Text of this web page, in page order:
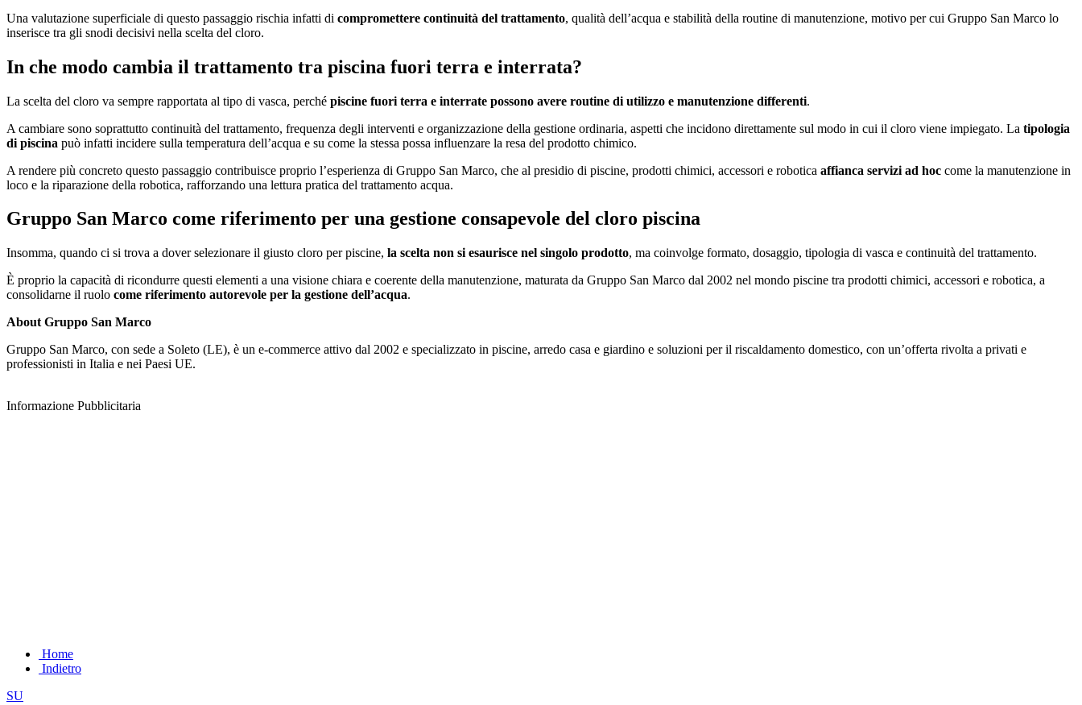
Una valutazione superficiale di questo passaggio rischia infatti di compromettere continuità del trattamento, qualità dell’acqua e stabilità della routine di manutenzione, motivo per cui Gruppo San Marco lo
inserisce tra gli snodi decisivi nella scelta del cloro.
In che modo cambia il trattamento tra piscina fuori terra e interrata?
La scelta del cloro va sempre rapportata al tipo di vasca, perché piscine fuori terra e interrate possono avere routine di utilizzo e manutenzione differenti.
A cambiare sono soprattutto continuità del trattamento, frequenza degli interventi e organizzazione della gestione ordinaria, aspetti che incidono direttamente sul modo in cui il cloro viene impiegato. La tipologia
di piscina può infatti incidere sulla temperatura dell’acqua e su come la stessa possa influenzare la resa del prodotto chimico.
A rendere più concreto questo passaggio contribuisce proprio l’esperienza di Gruppo San Marco, che al presidio di piscine, prodotti chimici, accessori e robotica affianca servizi ad hoc come la manutenzione in
loco e la riparazione della robotica, rafforzando una lettura pratica del trattamento acqua.
Gruppo San Marco come riferimento per una gestione consapevole del cloro piscina
Insomma, quando ci si trova a dover selezionare il giusto cloro per piscine, la scelta non si esaurisce nel singolo prodotto, ma coinvolge formato, dosaggio, tipologia di vasca e continuità del trattamento.
È proprio la capacità di ricondurre questi elementi a una visione chiara e coerente della manutenzione, maturata da Gruppo San Marco dal 2002 nel mondo piscine tra prodotti chimici, accessori e robotica, a
consolidarne il ruolo come riferimento autorevole per la gestione dell’acqua.
About Gruppo San Marco
Gruppo San Marco, con sede a Soleto (LE), è un e-commerce attivo dal 2002 e specializzato in piscine, arredo casa e giardino e soluzioni per il riscaldamento domestico, con un’offerta rivolta a privati e
professionisti in Italia e nei Paesi UE.
Informazione Pubblicitaria
Home
Indietro
SU